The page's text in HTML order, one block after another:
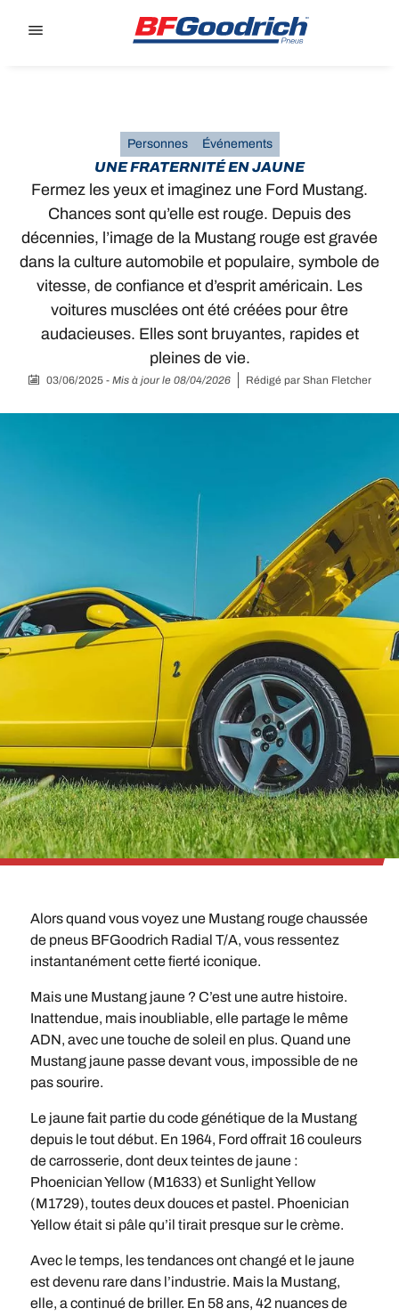
Personnes Événements
UNE FRATERNITÉ EN JAUNE
Fermez les yeux et imaginez une Ford Mustang.
Chances sont qu’elle est rouge. Depuis des
décennies, l’image de la Mustang rouge est gravée
dans la culture automobile et populaire, symbole de
vitesse, de confiance et d’esprit américain. Les
voitures musclées ont été créées pour être
audacieuses. Elles sont bruyantes, rapides et
pleines de vie.
03/06/2025 - Mis à jour le 08/04/2026 Rédigé par Shan Fletcher
Alors quand vous voyez une Mustang rouge chaussée
de pneus BFGoodrich Radial T/A, vous ressentez
instantanément cette fierté iconique.
Mais une Mustang jaune ? C’est une autre histoire.
Inattendue, mais inoubliable, elle partage le même
ADN, avec une touche de soleil en plus. Quand une
Mustang jaune passe devant vous, impossible de ne
pas sourire.
Le jaune fait partie du code génétique de la Mustang
depuis le tout début. En 1964, Ford offrait 16 couleurs
de carrosserie, dont deux teintes de jaune :
Phoenician Yellow (M1633) et Sunlight Yellow
(M1729), toutes deux douces et pastel. Phoenician
Yellow était si pâle qu’il tirait presque sur le crème.
Avec le temps, les tendances ont changé et le jaune
est devenu rare dans l’industrie. Mais la Mustang,
elle, a continué de briller. En 58 ans, 42 nuances de